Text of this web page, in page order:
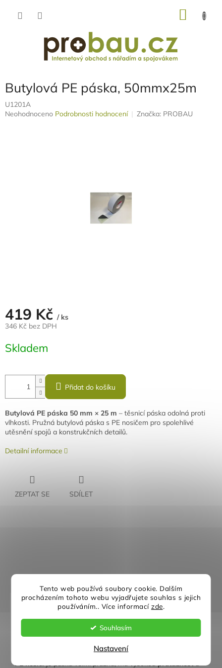
Tento web používá soubory cookie. Dalším
procházením tohoto webu vyjadřujete souhlas s jejich
používáním.. Více informací zde.
Souhlasím
Nastavení
Butylová PE páska, 50mmx25m
U1201A
Průměrné
Neohodnoceno Podrobnosti hodnocení Značka: PROBAU
419 Kč / ks
346 Kč bez DPH
cena:
Skladem
Přidat do košíku
Butylová PE páska 50 mm × 25 m – těsnicí páska odolná proti
vlhkosti. Pružná butylová páska s PE nosičem pro spolehlivé
utěsnění spojů a konstrukčních detailů.
Detailní informace
ZEPTAT SE SDÍLET
Individuální přístup Nejlepší ceny
Popis Diskuze
Detailní popis produktu
Butylová PE páska 50 mm × 25 m je kvalitní
určená pro utěsnění spojů ve stavebních konstrukcích. Díky
PE nosičije páska velmi pružná, má vysokouprůtažnosta